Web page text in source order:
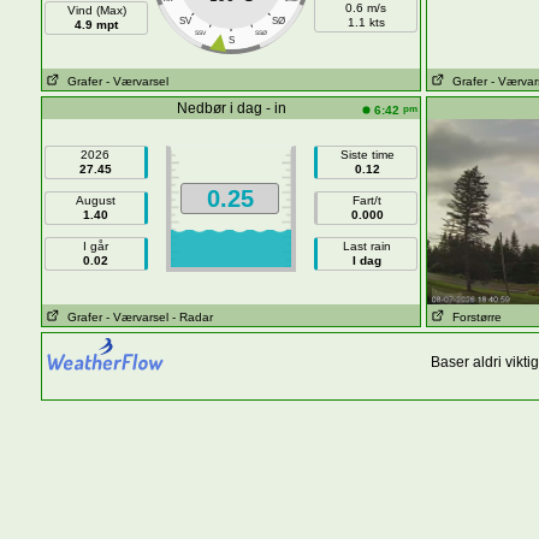
Vind (Max)
4.9 mpt
SV SØ
SSV SSØ
S
0.6 m/s
1.1 kts
Grafer - Værvarsel Grafer -
Nedbør i dag - in 6:42 pm
2026
27.45
August
1.40
I går
0.02
0.25
Siste time
0.12
Fart/t
0.000
Last rain
I dag
Grafer - Værvarsel - Radar Forstørre
Baser aldri